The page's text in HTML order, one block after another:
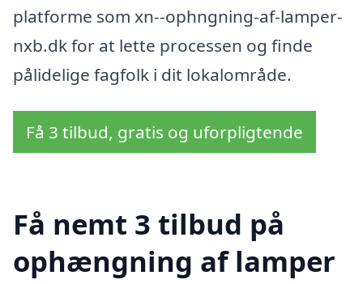
platforme som xn--ophngning-af-lamper-
nxb.dk for at lette processen og finde
pålidelige fagfolk i dit lokalområde.
Få 3 tilbud, gratis og uforpligtende
Få nemt 3 tilbud på
ophængning af lamper